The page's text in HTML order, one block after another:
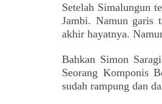
Setelah Simalungun
Jambi. Namun garis
akhir hayatnya.
Bahkan Simon
Seorang Komponis
sudah rampung dan